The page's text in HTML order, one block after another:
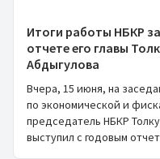
Итоги работы НБКР за
отчете его главы
Абдыгулова
Вчера, 15 июня, на
по экономической и
председатель НБКР
выступил с годовым